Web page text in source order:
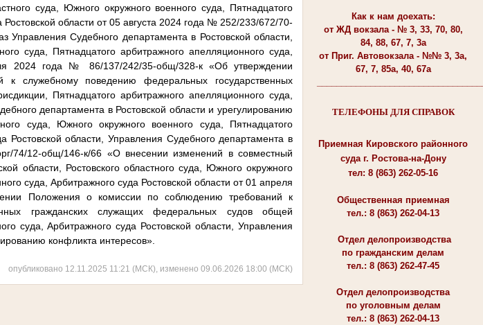
Как к нам доехать:
от ЖД вокзала - № 3, 33, 70, 80,
84, 88, 67, 7, 3а
от Приг. Автовокзала - №№ 3, 3а,
67, 7, 85а, 40, 67а
ТЕЛЕФОНЫ ДЛЯ СПРАВОК
Приемная Кировского районного
суда г. Ростова-на-Дону
тел: 8 (863) 262-05-16
Общественная приемная
тел.: 8 (863) 262-04-13
Отдел делопроизводства
по гражданским делам
тел.: 8 (863) 262-47-45
Отдел делопроизводства
по уголовным делам
тел.: 8 (863) 262-04-13
суда, Южного окружного военного суда, Пятнадцатого
области от 05 августа 2024 года № 252/233/672/70-
Судебного департамента в Ростовской области,
суда, Пятнадцатого арбитражного апелляционного суда,
2024 года № 86/137/242/35-общ/328-к «Об утверждении
служебному поведению федеральных государственных
Пятнадцатого арбитражного апелляционного суда,
департамента в Ростовской области и урегулированию
суда, Южного окружного военного суда, Пятнадцатого
Ростовской области, Управления Судебного департамента в
74/12-общ/146-к/66 «О внесении изменений в совместный
области, Ростовского областного суда, Южного окружного
суда, Арбитражного суда Ростовской области от 01 апреля
Положения о комиссии по соблюдению требований к
гражданских служащих федеральных судов общей
суда, Арбитражного суда Ростовской области, Управления
конфликта интересов».
опубликовано 12.11.2025 11:21 (МСК), изменено 09.06.2026 18:00 (МСК)